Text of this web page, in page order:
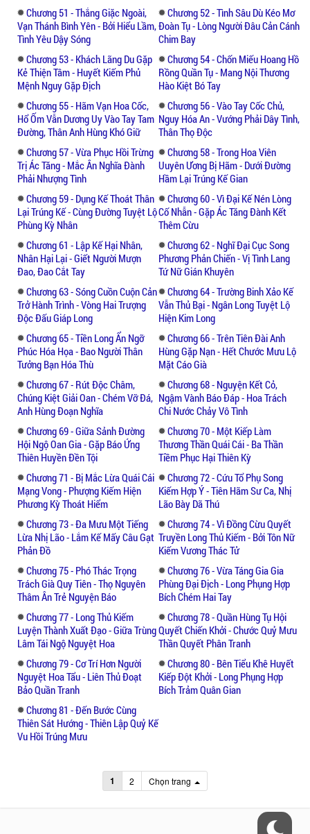
Chương 51 - Thắng Giặc Ngoài,
Vạn Thánh Bình Yên - Bởi Hiểu Lầm,
Tình Yêu Dậy Sóng
Chương 52 - Tình Sâu Dù Kéo Mơ
Đoàn Tụ - Lòng Người Đâu Cản Cánh
Chim Bay
Chương 53 - Khách Lãng Du Gặp
Kẻ Thiện Tâm - Huyết Kiếm Phủ
Mệnh Nguy Gặp Địch
Chương 54 - Chốn Miếu Hoang Hồ
Rồng Quần Tụ - Mang Nội Thương
Hào Kiệt Bó Tay
Chương 55 - Hãm Vạn Hoa Cốc,
Hổ Ốm Vẫn Dương Uy Vào Tay Tam
Đường, Thân Anh Hùng Khó Giữ
Chương 56 - Vào Tay Cốc Chủ,
Nguy Hóa An - Vướng Phải Dây Tình,
Thân Thọ Độc
Chương 57 - Vừa Phục Hồi Trừng
Trị Ác Tăng - Mắc Ân Nghĩa Đành
Phải Nhượng Tình
Chương 58 - Trong Hoa Viên
Uuyên Ương Bị Hãm - Dưới Đường
Hầm Lại Trúng Kế Gian
Chương 59 - Dụng Kế Thoát Thân
Lại Trúng Kế - Cùng Đường Tuyệt Lộ
Phùng Kỳ Nhân
Chương 60 - Vì Đại Kế Nén Lòng
Cố Nhẫn - Gặp Ác Tăng Đành Kết
Thêm Cừu
Chương 61 - Lập Kế Hại Nhân,
Nhân Hại Lại - Giết Người Mượn
Đao, Đao Cắt Tay
Chương 62 - Nghĩ Đại Cục Song
Phương Phản Chiến - Vị Tình Lang
Tứ Nữ Gián Khuyên
Chương 63 - Sóng Cuồn Cuộn Cản
Trở Hành Trình - Vòng Hai Trượng
Độc Đấu Giáp Long
Chương 64 - Trường Binh Xảo Kế
Vẫn Thủ Bại - Ngân Long Tuyệt Lộ
Hiện Kim Long
Chương 65 - Tiền Long Ẩn Ngỡ
Phúc Hóa Họa - Bao Người Thân
Tưởng Bạn Hóa Thù
Chương 66 - Trên Tiên Đài Anh
Hùng Gặp Nạn - Hết Chước Mưu Lộ
Mặt Cáo Già
Chương 67 - Rút Độc Châm,
Chúng Kiệt Giải Oan - Chém Vỡ Đá,
Anh Hùng Đoạn Nghĩa
Chương 68 - Nguyện Kết Cỏ,
Ngậm Vành Báo Đáp - Hoa Trách
Chi Nước Chảy Vô Tình
Chương 69 - Giữa Sảnh Đường
Hội Ngộ Oan Gia - Gặp Báo Ứng
Thiên Huyền Đền Tội
Chương 70 - Một Kiếp Làm
Thương Thần Quái Cái - Ba Thần
Tiềm Phục Hại Thiên Kỳ
Chương 71 - Bị Mắc Lừa Quái Cái
Mạng Vong - Phượng Kiếm Hiện
Phương Kỳ Thoát Hiểm
Chương 72 - Cứu Tổ Phụ Song
Kiếm Hợp Ý - Tiên Hãm Sư Ca, Nhị
Lão Bày Dã Thú
Chương 73 - Đa Mưu Một Tiếng
Lừa Nhị Lão - Lắm Kế Mấy Câu Gạt
Phản Đồ
Chương 74 - Vì Đồng Cừu Quyết
Truyền Long Thủ Kiếm - Bởi Tôn Nữ
Kiếm Vương Thác Tử
Chương 75 - Phó Thác Trọng
Trách Già Quy Tiên - Thọ Nguyên
Thâm Ân Trẻ Nguyện Báo
Chương 76 - Vừa Táng Gia Gia
Phùng Đại Địch - Long Phụng Hợp
Bích Chém Hai Tay
Chương 77 - Long Thủ Kiếm
Luyện Thành Xuất Đạo - Giữa Trùng
Lâm Tái Ngộ Nguyệt Hoa
Chương 78 - Quần Hùng Tụ Hội
Quyết Chiến Khởi - Chước Quỷ Mưu
Thần Quyết Phân Tranh
Chương 79 - Cơ Trí Hơn Người
Nguyệt Hoa Tẩu - Liên Thủ Đoạt
Bảo Quần Tranh
Chương 80 - Bên Tiểu Khê Huyết
Kiếp Đột Khởi - Long Phụng Hợp
Bích Trảm Quân Gian
Chương 81 - Đến Bước Cùng
Thiên Sát Hướng - Thiên Lập Quỷ Kế
Vu Hồi Trúng Mưu
1 2 Chọn trang